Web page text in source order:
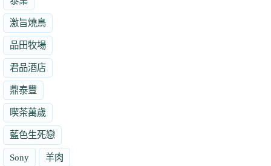
激旨燒鳥
品田牧場
君品酒店
鼎泰豐
喫茶萬歲
藍色生死戀
Sony 羊肉